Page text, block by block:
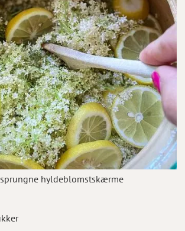
hyldeblomstskærme